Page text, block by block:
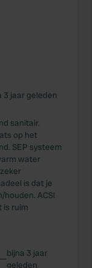
3 jaar geleden
sanitair.
op het
SEP systeem
water
is dat je
ACSI
is ruim
—bijna 3 jaar
geleden